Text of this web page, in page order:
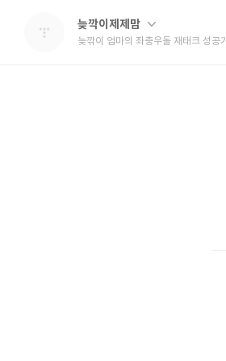
늦깍이제제맘
늦깎이 엄마의 좌충우돌 재태크 성공기